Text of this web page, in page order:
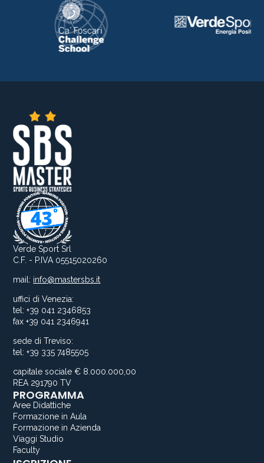
Verde Sport Srl
C.F. - P.IVA 05515020260
mail: info@mastersbs.it
uffici di Venezia:
tel: +39 041 2346853
fax +39 041 2346941
sede di Treviso:
tel: +39 335 7485505
capitale sociale € 8.000.000,00
REA 291790 TV
PROGRAMMA
Aree Didattiche
Formazione in Aula
Formazione in Azienda
Viaggi Studio
Faculty